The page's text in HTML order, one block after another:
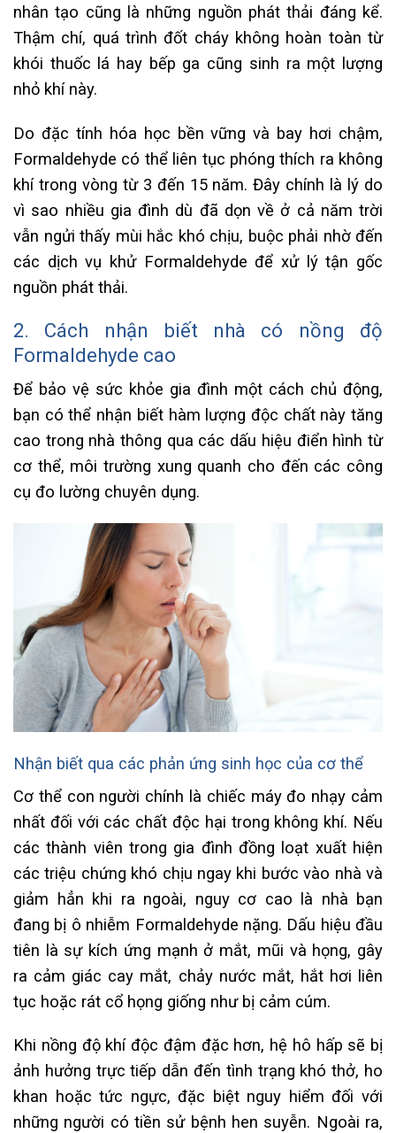
nhân tạo cũng là những nguồn phát thải đáng kể.
Thậm chí, quá trình đốt cháy không hoàn toàn từ
khói thuốc lá hay bếp ga cũng sinh ra một lượng
nhỏ khí này.
Do đặc tính hóa học bền vững và bay hơi chậm,
Formaldehyde có thể liên tục phóng thích ra không
khí trong vòng từ 3 đến 15 năm. Đây chính là lý do
vì sao nhiều gia đình dù đã dọn về ở cả năm trời
vẫn ngửi thấy mùi hắc khó chịu, buộc phải nhờ đến
các dịch vụ khử Formaldehyde để xử lý tận gốc
nguồn phát thải.
2. Cách nhận biết nhà có nồng độ
Formaldehyde cao
Để bảo vệ sức khỏe gia đình một cách chủ động,
bạn có thể nhận biết hàm lượng độc chất này tăng
cao trong nhà thông qua các dấu hiệu điển hình từ
cơ thể, môi trường xung quanh cho đến các công
cụ đo lường chuyên dụng.
Nhận biết qua các phản ứng sinh học của cơ thể
Cơ thể con người chính là chiếc máy đo nhạy cảm
nhất đối với các chất độc hại trong không khí. Nếu
các thành viên trong gia đình đồng loạt xuất hiện
các triệu chứng khó chịu ngay khi bước vào nhà và
giảm hẳn khi ra ngoài, nguy cơ cao là nhà bạn
đang bị ô nhiễm Formaldehyde nặng. Dấu hiệu đầu
tiên là sự kích ứng mạnh ở mắt, mũi và họng, gây
ra cảm giác cay mắt, chảy nước mắt, hắt hơi liên
tục hoặc rát cổ họng giống như bị cảm cúm.
Khi nồng độ khí độc đậm đặc hơn, hệ hô hấp sẽ bị
ảnh hưởng trực tiếp dẫn đến tình trạng khó thở, ho
khan hoặc tức ngực, đặc biệt nguy hiểm đối với
những người có tiền sử bệnh hen suyễn. Ngoài ra,